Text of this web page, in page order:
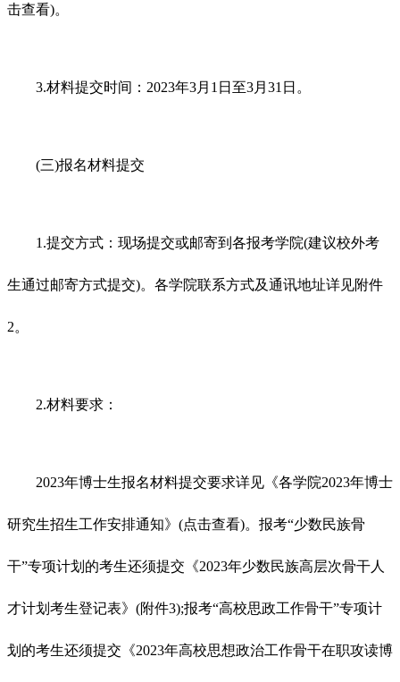
击查看)。
3.材料提交时间：2023年3月1日至3月31日。
(三)报名材料提交
1.提交方式：现场提交或邮寄到各报考学院(建议校外考
生通过邮寄方式提交)。各学院联系方式及通讯地址详见附件
2。
2.材料要求：
2023年博士生报名材料提交要求详见《各学院2023年博士
研究生招生工作安排通知》(点击查看)。报考“少数民族骨
干”专项计划的考生还须提交《2023年少数民族高层次骨干人
才计划考生登记表》(附件3);报考“高校思政工作骨干”专项计
划的考生还须提交《2023年高校思想政治工作骨干在职攻读博